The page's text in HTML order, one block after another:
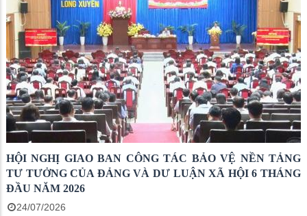
HỘI NGHỊ GIAO BAN CÔNG TÁC BẢO VỆ NỀN TẢNG
TƯ TƯỞNG CỦA ĐẢNG VÀ DƯ LUẬN XÃ HỘI 6 THÁNG
ĐẦU NĂM 2026
24/07/2026